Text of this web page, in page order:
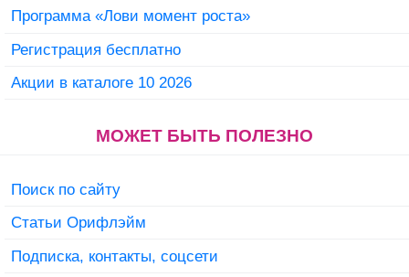
Программа «Лови момент роста»
Регистрация бесплатно
Акции в каталоге 10 2026
МОЖЕТ БЫТЬ ПОЛЕЗНО
Поиск по сайту
Статьи Орифлэйм
Подписка, контакты, соцсети